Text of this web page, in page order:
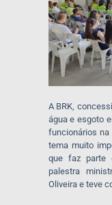
A BRK,
água e esgoto
funcionários
tema muito
que faz parte
palestra
Oliveira e teve